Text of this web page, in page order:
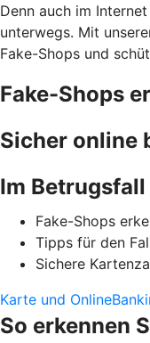
Denn auch im
unterwegs. Mit
Fake-Shops und
Fake-Shops
Sicher online
Im
Fake-Shops
Tipps für den
Sichere
Karte und
So erkennen